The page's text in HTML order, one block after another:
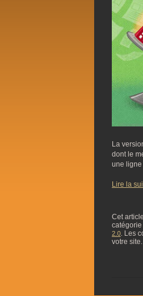
La
dont le
une
Lire la
Cet
catégorie
2.0. Les
votre site.